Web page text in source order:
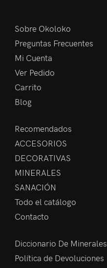
Sobre Okoloko
Preguntas Frecuentes
Mi Cuenta
Ver Pedido
Carrito
Blog
Recomendados
ACCESORIOS
DECORATIVAS
MINERALES
SANACIÓN
Todo el catálogo
Contacto
Diccionario De Minerales
Política de Devoluciones